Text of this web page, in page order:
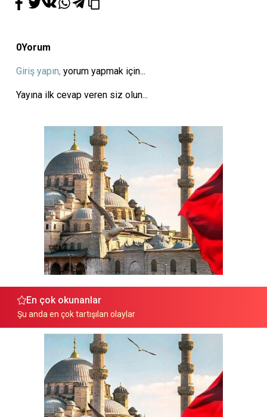
0Yorum
Giriş yapın, yorum yapmak için...
Yayına ilk cevap veren siz olun...
En çok okunanlar
Şu anda en çok tartışılan olaylar